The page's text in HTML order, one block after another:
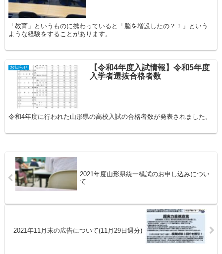
「教育」というものに携わっていると「脳を増設したの？！」という
ような経験をすることがあります。
お知らせ
【令和4年度入試情報】令和5年度
入学者選抜合格者数
令和4年度に行われた山形県の高校入試の合格者数が発表されました。
2021年度山形県統一模試のお申し込みについ
て
2021年11月末の広告について(11月29日週分)